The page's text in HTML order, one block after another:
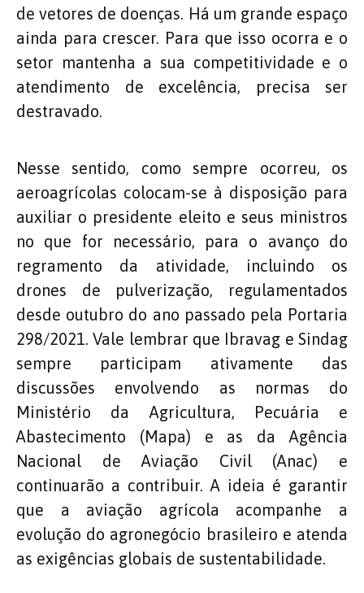
de vetores de doenças. Há um grande espaço
ainda para crescer. Para que isso ocorra e o
setor mantenha a sua competitividade e o
atendimento de excelência, precisa ser
destravado.
Nesse sentido, como sempre ocorreu, os
aeroagrícolas colocam-se à disposição para
auxiliar o presidente eleito e seus ministros
no que for necessário, para o avanço do
regramento da atividade, incluindo os
drones de pulverização, regulamentados
desde outubro do ano passado pela Portaria
298/2021. Vale lembrar que Ibravag e Sindag
sempre participam ativamente das
discussões envolvendo as normas do
Ministério da Agricultura, Pecuária e
Abastecimento (Mapa) e as da Agência
Nacional de Aviação Civil (Anac) e
continuarão a contribuir. A ideia é garantir
que a aviação agrícola acompanhe a
evolução do agronegócio brasileiro e atenda
as exigências globais de sustentabilidade.